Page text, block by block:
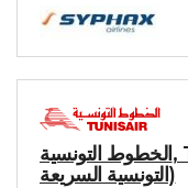
الخطوط التونسية, TUNISAIR EXPRESS, الخطوط
التونسية السريعة)